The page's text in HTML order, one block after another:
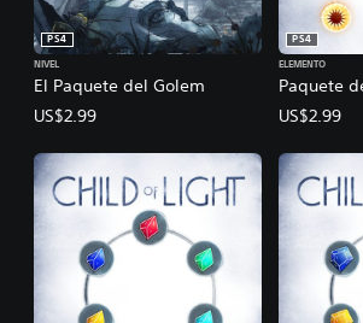
El Paquete del Golem
PS4
NIVEL
US$2.99
Paquete
PS4
ELEMENTO
US$2.99